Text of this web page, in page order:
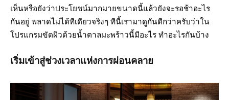
เห็นหรือยังว่าประโยชน์มากมายขนาดนี้แล้วยังจะรอช้าอะไร
กันอยู่ พลาดไม่ได้ทีเดียวจริงๆ ทีนี้เรามาดูกันดีกว่าครับว่าใน
โปรแกรมขัดผิวด้วยน้ำตาลมะพร้าวนี้มีอะไร ทำอะไรกันบ้าง
เริ่มเข้าสู่ช่วงเวลาแห่งการผ่อนคลาย